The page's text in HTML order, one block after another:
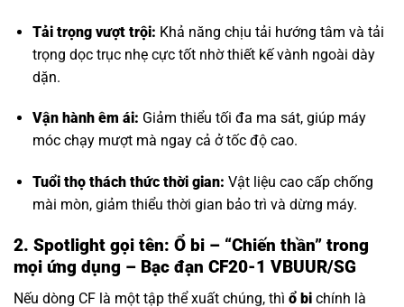
Tải trọng vượt trội: Khả năng chịu tải hướng tâm và tải
trọng dọc trục nhẹ cực tốt nhờ thiết kế vành ngoài dày
dặn.
Vận hành êm ái: Giảm thiểu tối đa ma sát, giúp máy
móc chạy mượt mà ngay cả ở tốc độ cao.
Tuổi thọ thách thức thời gian: Vật liệu cao cấp chống
mài mòn, giảm thiểu thời gian bảo trì và dừng máy.
2. Spotlight gọi tên: Ổ bi – “Chiến thần” trong
mọi ứng dụng – Bạc đạn CF20-1 VBUUR/SG
Nếu dòng CF là một tập thể xuất chúng, thì ổ bi chính là